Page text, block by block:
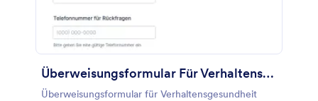
Überweisungsformular Für Verhaltensgesundheit
Überweisungsformular für Verhaltensgesundheit